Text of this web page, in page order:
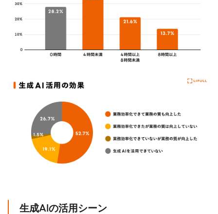
生成AIの活用シーン